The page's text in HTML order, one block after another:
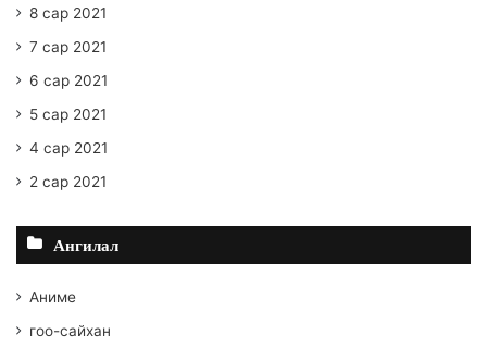
8 сар 2021
7 сар 2021
6 сар 2021
5 сар 2021
4 сар 2021
2 сар 2021
Ангилал
Аниме
гоо-сайхан